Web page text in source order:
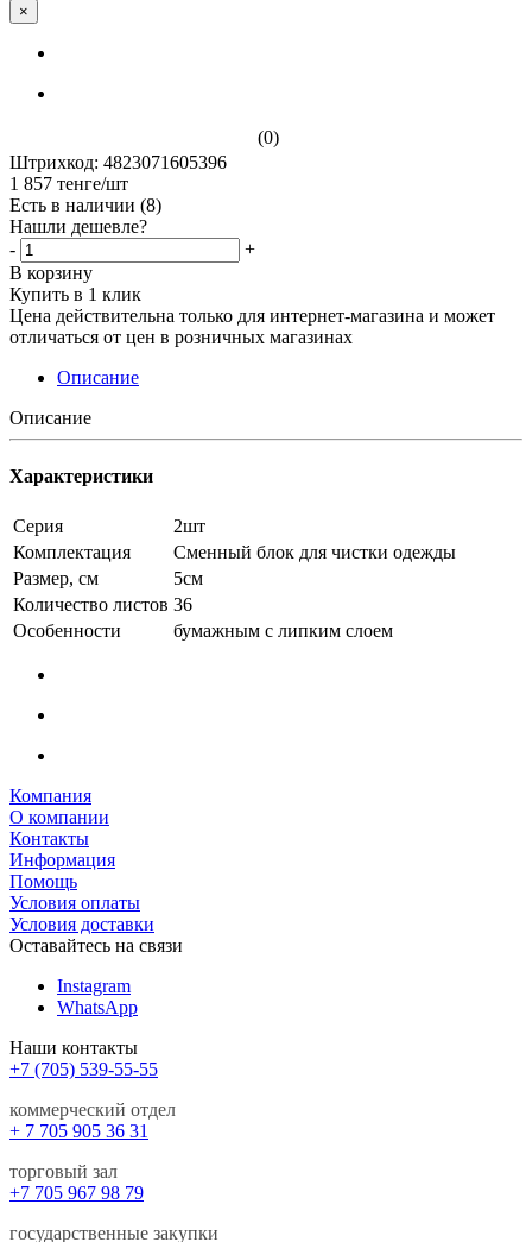
×
(0)
Штрихкод: 4823071605396
1 857 тенге/шт
Есть в наличии (8)
Нашли дешевле?
-
+
В корзину
Купить в 1 клик
Цена действительна только для интернет-магазина и может
отличаться от цен в розничных магазинах
Описание
Описание
Характеристики
Серия
2шт
Комплектация
Сменный блок для чистки одежды
Размер, см
5см
Количество листов 36
Особенности
бумажным с липким слоем
Компания
О компании
Контакты
Информация
Помощь
Условия оплаты
Условия доставки
Оставайтесь на связи
Instagram
WhatsApp
Наши контакты
+7 (705) 539-55-55
коммерческий отдел
+ 7 705 905 36 31
торговый зал
+7 705 967 98 79
государственные закупки